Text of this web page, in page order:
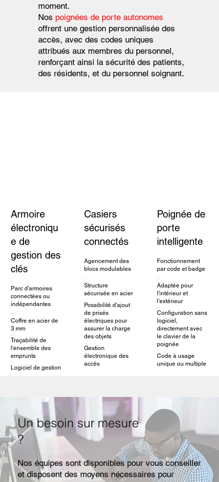
moment.
Nos poignées de porte autonomes
offrent une gestion personnalisée des
accès, avec des codes uniques
attribués aux membres du personnel,
renforçant ainsi la sécurité des patients,
des résidents, et du personnel soignant.
Armoire
électroniqu
e de
gestion des
clés
Parc d'armoires
connectées ou
indépendantes
Coffre en acier de
3 mm
Traçabilité de
l'ensemble des
emprunts
Logiciel de gestion
Casiers
sécurisés
connectés
Agencement des
blocs modulables
Structure
sécurisée en acier
Possibilité d'ajout
de prisés
électriques pour
assurer la charge
des objets
Gestion
électronique des
accès
Poignée de
porte
intelligente
Fonctionnement
par code et badge
Adaptée pour
l'intérieur et
l'extérieur
Configuration sans
logiciel,
directement avec
le clavier de la
poignée
Code à usage
unique ou multiple
Un besoin sur mesure
?
Nos équipes sont disponibles pour vous conseiller
et disposent des moyens nécessaires pour